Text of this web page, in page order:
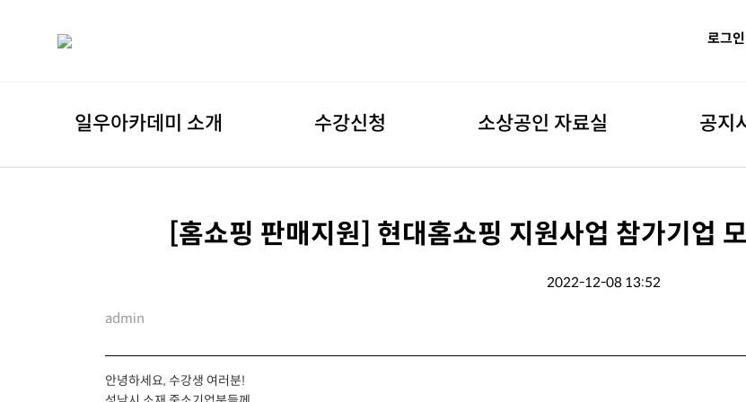
로그인
일우아카데미 소개 수강신청 소상공인 자료실 공지
[홈쇼핑 판매지원] 현대홈쇼핑 지원사업 참가기업
2022-12-08 13:52
admin
안녕하세요, 수강생 여러분!